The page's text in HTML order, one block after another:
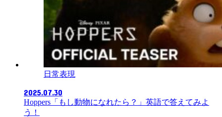
日常表現
2025.07.30
Hoppers「もし動物になれたら？」英語で答えてみよ
う！